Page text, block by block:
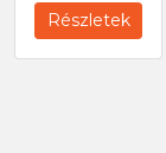
Részletek